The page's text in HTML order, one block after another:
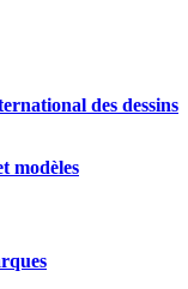
des dessins
modèles